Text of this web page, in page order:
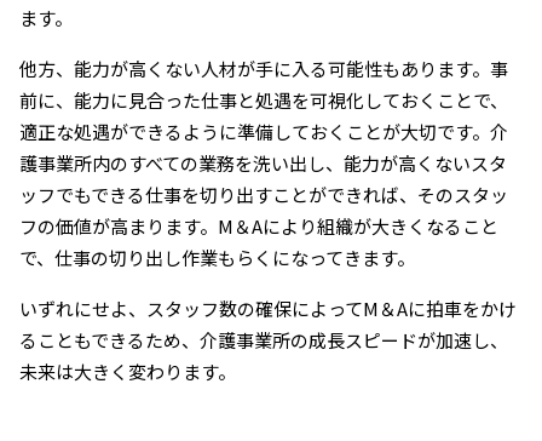
ます。
他方、能力が高くない人材が手に入る可能性もあります。事
前に、能力に見合った仕事と処遇を可視化しておくことで、
適正な処遇ができるように準備しておくことが大切です。介
護事業所内のすべての業務を洗い出し、能力が高くないスタ
ッフでもできる仕事を切り出すことができれば、そのスタッ
フの価値が高まります。M＆Aにより組織が大きくなること
で、仕事の切り出し作業もらくになってきます。
いずれにせよ、スタッフ数の確保によってM＆Aに拍車をかけ
ることもできるため、介護事業所の成長スピードが加速し、
未来は大きく変わります。